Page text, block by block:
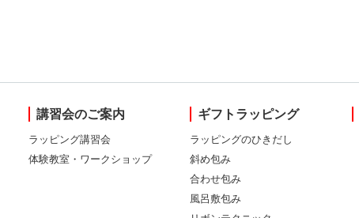
講習会のご案内
ラッピング講習会
体験教室・ワークショップ
ギフトラッピング
ラッピングのひきだし
斜め包み
合わせ包み
風呂敷包み